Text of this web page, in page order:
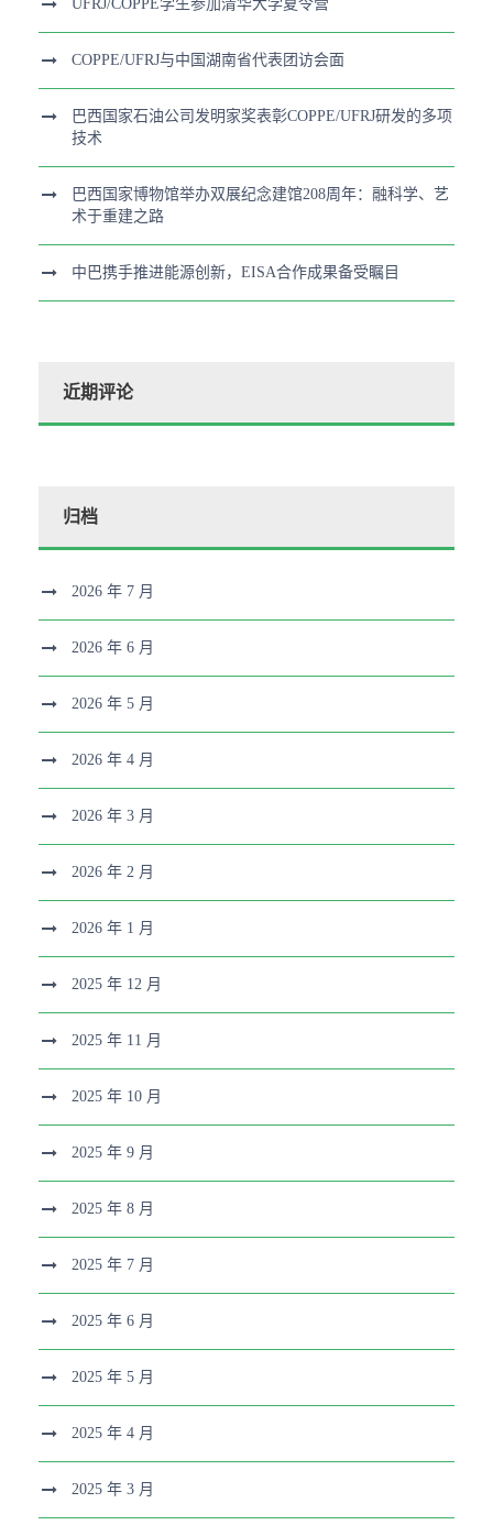
UFRJ/COPPE学生参加清华大学夏令营
COPPE/UFRJ与中国湖南省代表团访会面
巴西国家石油公司发明家奖表彰COPPE/UFRJ研发的多项
技术
巴西国家博物馆举办双展纪念建馆208周年：融科学、艺
术于重建之路
中巴携手推进能源创新，EISA合作成果备受瞩目
近期评论
归档
2026 年 7 月
2026 年 6 月
2026 年 5 月
2026 年 4 月
2026 年 3 月
2026 年 2 月
2026 年 1 月
2025 年 12 月
2025 年 11 月
2025 年 10 月
2025 年 9 月
2025 年 8 月
2025 年 7 月
2025 年 6 月
2025 年 5 月
2025 年 4 月
2025 年 3 月